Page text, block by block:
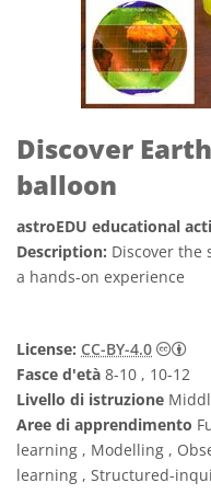
Discover
balloon
astroEDU educational
Description: Discover the
a hands-on experience
License: CC-BY-4.0
Fasce d'età 8-10 , 10-12
Livello di istruzione
Aree di apprendimento
learning , Modelling ,
learning , Structured-